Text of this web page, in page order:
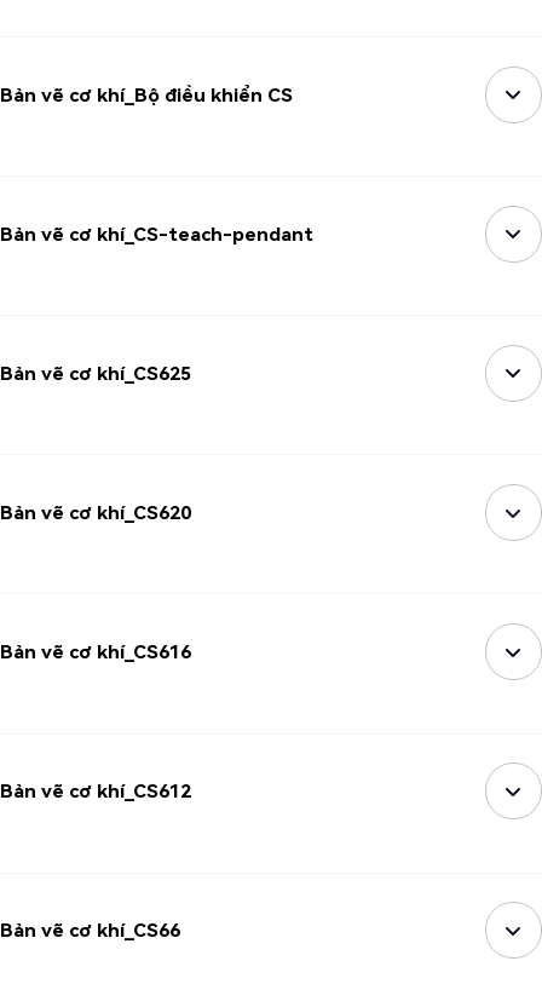
Bản vẽ cơ khí_Bộ điều khiển CS
Bản vẽ cơ khí_CS-teach-pendant
Bản vẽ cơ khí_CS625
Bản vẽ cơ khí_CS620
Bản vẽ cơ khí_CS616
Bản vẽ cơ khí_CS612
Bản vẽ cơ khí_CS66